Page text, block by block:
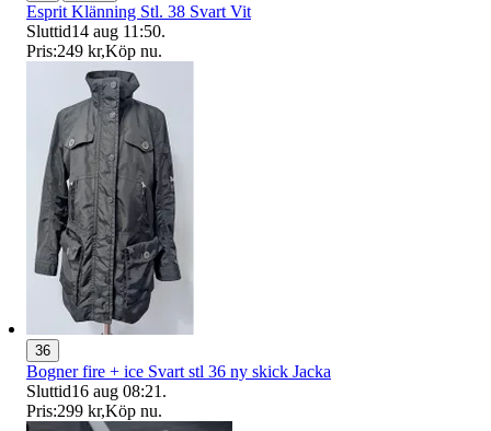
Esprit Klänning Stl. 38 Svart Vit
Sluttid14 aug 11:50.
Pris:249 kr,Köp nu.
36
Bogner fire + ice Svart stl 36 ny skick Jacka
Sluttid16 aug 08:21 .
Pris:299 kr,Köp nu.